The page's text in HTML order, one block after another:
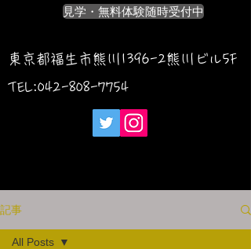
見学・無料体験随時受付中
東京都福生市熊川1396-2熊川ビル5F
TEL:042-808-7754
記事
All Posts